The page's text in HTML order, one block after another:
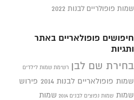
שמות פופולריים לבנות 2022
חיפושים פופולאריים באתר
ותגיות
בחירת שם לבן רשימת שמות לילדים
שמות פופולאריים לבנות 2014 פירוש
שמות שמות נפוצים לבנים 2014 שמות